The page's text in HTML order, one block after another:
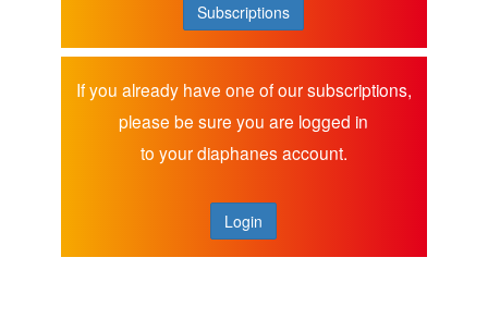
Subscriptions
If you already have one of our subscriptions,
please be sure you are logged in
to your diaphanes account.
Login